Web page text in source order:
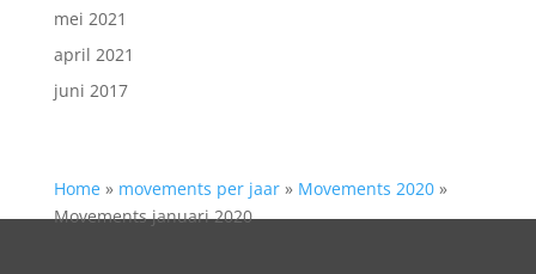
mei 2021
april 2021
juni 2017
Home» movements per jaar» Movements 2020»
Movements januari 2020